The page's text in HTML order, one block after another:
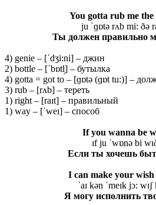
You gotta rub me
ju ˈɡɒtə rʌb mi: ðə
Ты должен правильно
4) genie – [ˈdʒi:ni] – джин
2) bottle – [ˈbɒtl̩] – бутылка
4) gotta = got to – [ɡɒtə (ɡɒt tu:)] –
3) rub – [rʌb] – тереть
1) right – [raɪt] – правильный
1) way – [ˈweɪ] – способ
If you wanna be
ɪf ju ˈwɒnə bi
Если ты хочешь
I can make your wish
ˈaɪ kən ˈmeɪk jɔ:
Я могу исполнить